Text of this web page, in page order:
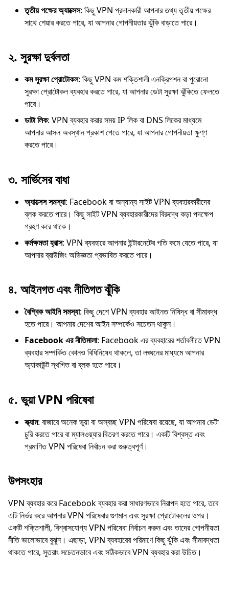
তৃতীয় পক্ষের অ্যাক্সেস: কিছু VPN প্রদানকারী আপনার তথ্য তৃতীয় পক্ষের
সাথে শেয়ার করতে পারে, যা আপনার গোপনীয়তার ঝুঁকি বাড়াতে পারে।
২. সুরক্ষা দুর্বলতা
কম সুরক্ষা প্রোটোকল: কিছু VPN কম শক্তিশালী এনক্রিপশন বা পুরোনো
সুরক্ষা প্রোটোকল ব্যবহার করতে পারে, যা আপনার ডেটা সুরক্ষা ঝুঁকিতে ফেলতে
পারে।
ডাটা লিক: VPN ব্যবহার করার সময় IP লিক বা DNS লিকের মাধ্যমে
আপনার আসল অবস্থান প্রকাশ পেতে পারে, যা আপনার গোপনীয়তা ক্ষুণ্ণ
করতে পারে।
৩. সার্ভিসের বাধা
অ্যাক্সেস সমস্যা: Facebook বা অন্যান্য সাইট VPN ব্যবহারকারীদের
ব্লক করতে পারে। কিছু সাইট VPN ব্যবহারকারীদের বিরুদ্ধে কড়া পদক্ষেপ
গ্রহণ করে থাকে।
কর্মক্ষমতা হ্রাস: VPN ব্যবহারে আপনার ইন্টারনেটের গতি কমে যেতে পারে, যা
আপনার ব্রাউজিং অভিজ্ঞতা প্রভাবিত করতে পারে।
৪. আইনগত এবং নীতিগত ঝুঁকি
বৈশ্বিক আইনি সমস্যা: কিছু দেশে VPN ব্যবহার আইনত নিষিদ্ধ বা সীমাবদ্ধ
হতে পারে। আপনার দেশের আইন সম্পর্কেও সচেতন থাকুন।
Facebook এর নীতিমালা: Facebook এর ব্যবহারের শর্তাবলীতে VPN
ব্যবহার সম্পর্কিত কোনও বিধিনিষেধ থাকলে, তা লঙ্ঘনের মাধ্যমে আপনার
অ্যাকাউন্ট স্থগিত বা ব্লক হতে পারে।
৫. ভুয়া VPN পরিষেবা
স্ক্যাম: বাজারে অনেক ভুয়া বা অস্বচ্ছ VPN পরিষেবা রয়েছে, যা আপনার ডেটা
চুরি করতে পারে বা ম্যালওয়্যার বিতরণ করতে পারে। একটি বিশ্বস্ত এবং
প্রমাণিত VPN পরিষেবা নির্বাচন করা গুরুত্বপূর্ণ।
উপসংহার
VPN ব্যবহার করে Facebook ব্যবহার করা সাধারণভাবে নিরাপদ হতে পারে, তবে
এটি নির্ভর করে আপনার VPN পরিষেবার গুণমান এবং সুরক্ষা প্রোটোকলের ওপর।
একটি শক্তিশালী, বিশ্বাসযোগ্য VPN পরিষেবা নির্বাচন করুন এবং তাদের গোপনীয়তা
নীতি ভালোভাবে বুঝুন। এছাড়া, VPN ব্যবহারের পরিমাণে কিছু ঝুঁকি এবং সীমাবদ্ধতা
থাকতে পারে, সুতরাং সচেতনভাবে এবং সঠিকভাবে VPN ব্যবহার করা উচিত।